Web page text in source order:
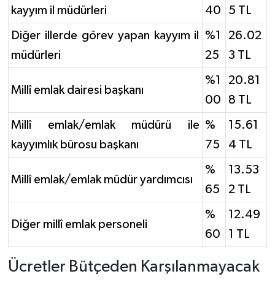
kayyım il müdürleri
40
5 TL
Diğer illerde görev yapan kayyım il
müdürleri
%1
25
26.02
3 TL
Millî emlak dairesi başkanı
%1
00
20.81
8 TL
Millî emlak/emlak müdürü ile
kayyımlık bürosu başkanı
%
75
15.61
4 TL
Millî emlak/emlak müdür yardımcısı
%
65
13.53
2 TL
Diğer millî emlak personeli
%
60
12.49
1 TL
Ücretler Bütçeden Karşılanmayacak